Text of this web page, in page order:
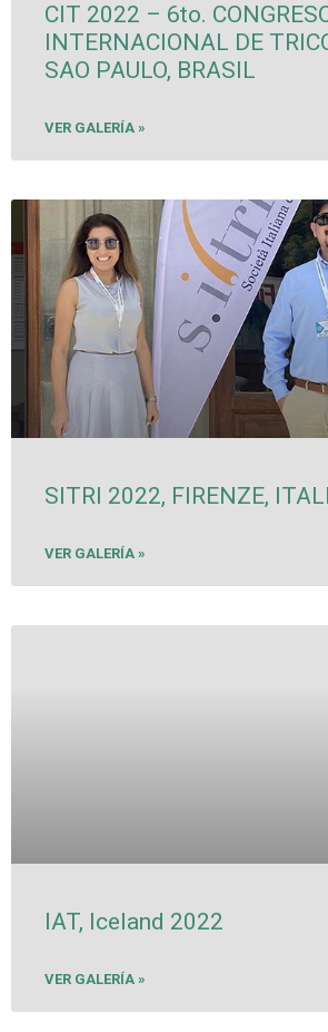
CIT 2022 – 6to.
INTERNACIONAL DE
SAO PAULO, BRASIL
VER GALERÍA »
SITRI 2022, FIRENZE,
VER GALERÍA »
IAT, Iceland 2022
VER GALERÍA »